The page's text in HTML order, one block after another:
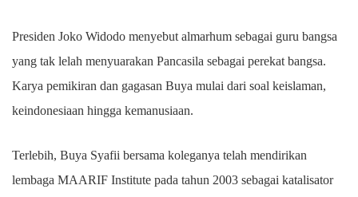
Presiden Joko Widodo menyebut almarhum sebagai guru bangsa
yang tak lelah menyuarakan Pancasila sebagai perekat bangsa.
Karya pemikiran dan gagasan Buya mulai dari soal keislaman,
keindonesiaan hingga kemanusiaan.
Terlebih, Buya Syafii bersama koleganya telah mendirikan
lembaga MAARIF Institute pada tahun 2003 sebagai katalisator